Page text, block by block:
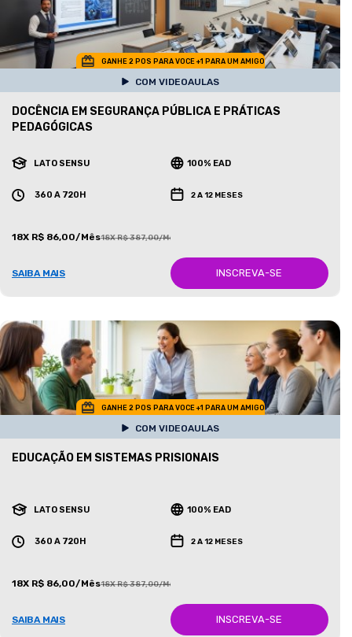
GANHE 2 POS PARA VOCE +1 PARA UM AMIGO
COM VIDEOAULAS
DOCÊNCIA EM SEGURANÇA PÚBLICA E PRÁTICAS
PEDAGÓGICAS
LATO SENSU 100% EAD
360 A 720H 2 A 12 MESES
18X R$ 86,00/Mês18X R$ 387,00/Mês
SAIBA MAIS INSCREVA-SE
GANHE 2 POS PARA VOCE +1 PARA UM AMIGO
COM VIDEOAULAS
EDUCAÇÃO EM SISTEMAS PRISIONAIS
LATO SENSU 100% EAD
360 A 720H 2 A 12 MESES
18X R$ 86,00/Mês18X R$ 387,00/Mês
SAIBA MAIS INSCREVA-SE